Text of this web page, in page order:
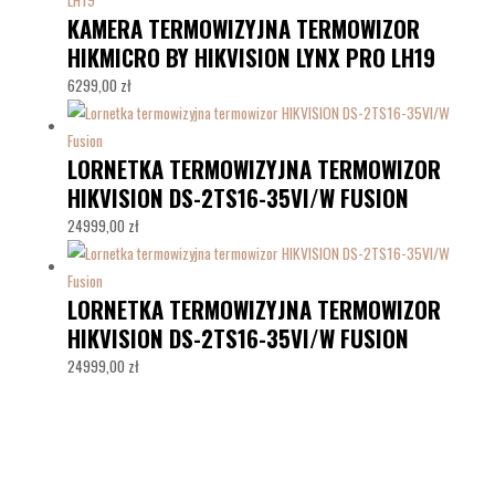
KAMERA TERMOWIZYJNA TERMOWIZOR
HIKMICRO BY HIKVISION LYNX PRO LH19
6299,00 zł
LORNETKA TERMOWIZYJNA TERMOWIZOR
HIKVISION DS-2TS16-35VI/W FUSION
24999,00 zł
LORNETKA TERMOWIZYJNA TERMOWIZOR
HIKVISION DS-2TS16-35VI/W FUSION
24999,00 zł